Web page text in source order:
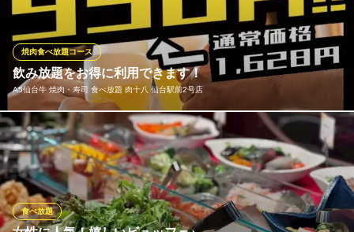
題となっております！（旬のにぎりは仕入れ状況により、日々変
化致します） 【90分食べ放題・飲み放題】（6,500円）！人気で
すので早めのご予約がおすすめ♪
すし波奈 仙台パルコ店
新鮮活魚の寿司と海鮮
ＪＲ仙台駅西口 徒歩1分
宮城県仙台市青葉区中央1-2 仙台パルコ9F
飲み放題をお得に利用できます！
A5仙台牛 焼肉・寿司 食べ放題 肉十八 仙台駅前2号店
焼肉食べ放題コース
期間限定＆平日限定でアルコール付飲み放題が990円になるキャン
ペーンを実施中です！ 是非この期間に焼肉と一緒に飲み放題をご
利用下さいませ！
A5仙台牛 焼肉・寿司 食べ放題 肉十八 仙台駅前2号店
焼肉 ＆ 寿司食べ放題
食べ放題